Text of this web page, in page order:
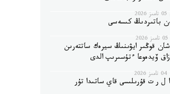
باتىردىڭ كىسەسى
قوڭىر ايۋىنىڭ سيرەك ساتتەرىن
ۆيدەوعا ءتۇسىرىپ الدى
ل ر ت قۇرىلىسى قاي ساتىدا تۇر